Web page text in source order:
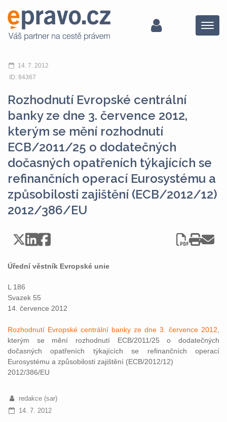
Menu
14. 7. 2012
ID: 84367
Rozhodnutí Evropské centrální
banky ze dne 3. července 2012,
kterým se mění rozhodnutí
ECB/2011/25 o dodatečných
dočasných opatřeních týkajících se
refinančních operací Eurosystému a
způsobilosti zajištění (ECB/2012/12)
2012/386/EU
Úřední věstník Evropské unie
L 186
Svazek 55
14. července 2012
Rozhodnutí Evropské centrální banky ze dne 3. července 2012
kterým se mění rozhodnutí ECB/2011/25 o dodatečných
dočasných opatřeních týkajících se refinančních operací
Eurosystému a způsobilosti zajištění (ECB/2012/12)
2012/386/EU
redakce (sar)
14. 7. 2012